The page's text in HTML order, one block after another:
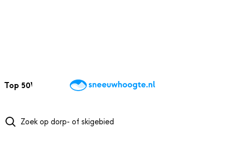
Top 50Webcams WintersportweerKaarten